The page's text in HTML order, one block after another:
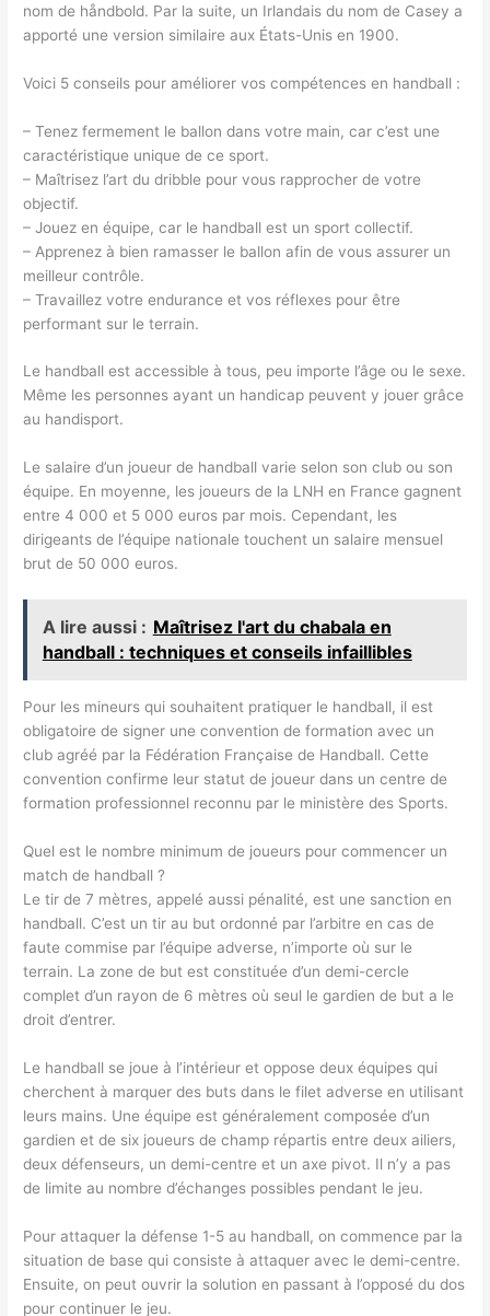
nom de håndbold. Par la suite, un Irlandais du nom de Casey a
apporté une version similaire aux États-Unis en 1900.
Voici 5 conseils pour améliorer vos compétences en handball :
– Tenez fermement le ballon dans votre main, car c’est une
caractéristique unique de ce sport.
– Maîtrisez l’art du dribble pour vous rapprocher de votre
objectif.
– Jouez en équipe, car le handball est un sport collectif.
– Apprenez à bien ramasser le ballon afin de vous assurer un
meilleur contrôle.
– Travaillez votre endurance et vos réflexes pour être
performant sur le terrain.
Le handball est accessible à tous, peu importe l’âge ou le sexe.
Même les personnes ayant un handicap peuvent y jouer grâce
au handisport.
Le salaire d’un joueur de handball varie selon son club ou son
équipe. En moyenne, les joueurs de la LNH en France gagnent
entre 4 000 et 5 000 euros par mois. Cependant, les
dirigeants de l’équipe nationale touchent un salaire mensuel
brut de 50 000 euros.
A lire aussi : Maîtrisez l'art du chabala en
handball : techniques et conseils infaillibles
Pour les mineurs qui souhaitent pratiquer le handball, il est
obligatoire de signer une convention de formation avec un
club agréé par la Fédération Française de Handball. Cette
convention confirme leur statut de joueur dans un centre de
formation professionnel reconnu par le ministère des Sports.
Quel est le nombre minimum de joueurs pour commencer un
match de handball ?
Le tir de 7 mètres, appelé aussi pénalité, est une sanction en
handball. C’est un tir au but ordonné par l’arbitre en cas de
faute commise par l’équipe adverse, n’importe où sur le
terrain. La zone de but est constituée d’un demi-cercle
complet d’un rayon de 6 mètres où seul le gardien de but a le
droit d’entrer.
Le handball se joue à l’intérieur et oppose deux équipes qui
cherchent à marquer des buts dans le filet adverse en utilisant
leurs mains. Une équipe est généralement composée d’un
gardien et de six joueurs de champ répartis entre deux ailiers,
deux défenseurs, un demi-centre et un axe pivot. Il n’y a pas
de limite au nombre d’échanges possibles pendant le jeu.
Pour attaquer la défense 1-5 au handball, on commence par la
situation de base qui consiste à attaquer avec le demi-centre.
Ensuite, on peut ouvrir la solution en passant à l’opposé du dos
pour continuer le jeu.